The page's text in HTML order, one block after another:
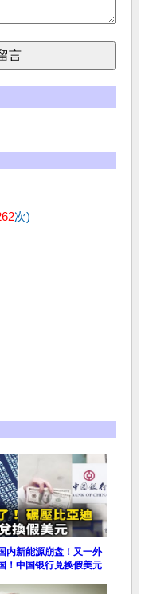
次)
内新能源崩盘！又一外
！中国银行兑换假美元